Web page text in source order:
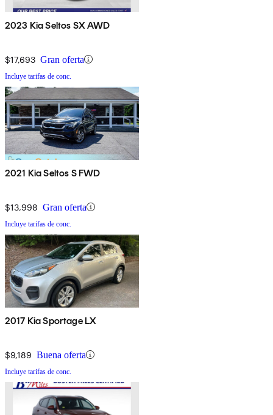
2023 Kia Seltos SX AWD
$17,693 Gran oferta
Incluye tarifas de conc.
2021 Kia Seltos S FWD
$13,998 Gran oferta
Incluye tarifas de conc.
2017 Kia Sportage LX
$9,189 Buena oferta
Incluye tarifas de conc.